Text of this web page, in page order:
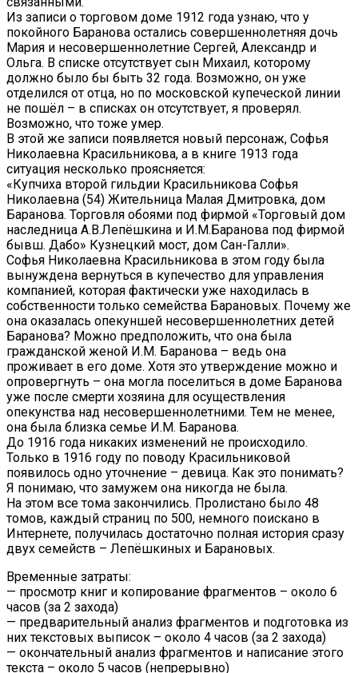
Из записи о торговом доме 1912 года узнаю, что у
покойного Баранова остались совершеннолетняя дочь
Мария и несовершеннолетние Сергей, Александр и
Ольга. В списке отсутствует сын Михаил, которому
должно было бы быть 32 года. Возможно, он уже
отделился от отца, но по московской купеческой линии
не пошёл – в списках он отсутствует, я проверял.
Возможно, что тоже умер.
В этой же записи появляется новый персонаж, Софья
Николаевна Красильникова, а в книге 1913 года
ситуация несколько проясняется:
«Купчиха второй гильдии Красильникова Софья
Николаевна (54) Жительница Малая Дмитровка, дом
Баранова. Торговля обоями под фирмой «Торговый дом
наследница А.В.Лепёшкина и И.М.Баранова под фирмой
бывш. Дабо» Кузнецкий мост, дом Сан-Галли».
Софья Николаевна Красильникова в этом году была
вынуждена вернуться в купечество для управления
компанией, которая фактически уже находилась в
собственности только семейства Барановых. Почему же
она оказалась опекуншей несовершеннолетних детей
Баранова? Можно предположить, что она была
гражданской женой И.М. Баранова – ведь она
проживает в его доме. Хотя это утверждение можно и
опровергнуть – она могла поселиться в доме Баранова
уже после смерти хозяина для осуществления
опекунства над несовершеннолетними. Тем не менее,
она была близка семье И.М. Баранова.
До 1916 года никаких изменений не происходило.
Только в 1916 году по поводу Красильниковой
появилось одно уточнение – девица. Как это понимать?
Я понимаю, что замужем она никогда не была.
На этом все тома закончились. Пролистано было 48
томов, каждый страниц по 500, немного поискано в
Интернете, получилась достаточно полная история сразу
двух семейств – Лепёшкиных и Барановых.
Временные затраты:
— просмотр книг и копирование фрагментов – около 6
часов (за 2 захода)
— предварительный анализ фрагментов и подготовка из
них текстовых выписок – около 4 часов (за 2 захода)
— окончательный анализ фрагментов и написание этого
текста – около 5 часов (непрерывно)